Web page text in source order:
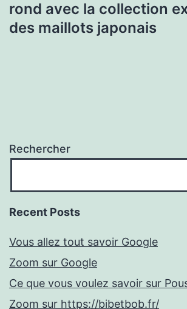
rond avec la collection
des maillots japonais
Rechercher
Recent Posts
Vous allez tout savoir Google
Zoom sur Google
Ce que vous voulez savoir sur
Zoom sur https://bibetbob.fr/